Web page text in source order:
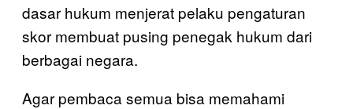
dasar hukum menjerat pelaku pengaturan
skor membuat pusing penegak hukum dari
berbagai negara.
Agar pembaca semua bisa memahami